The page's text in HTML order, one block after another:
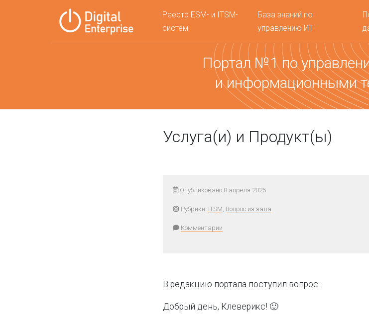
Реестр ESM- и ITSM-
систем
База знаний по
управлению ИТ
Портал №1 по
и информационными
Услуга(и) и Продукт(ы)
Опубликовано 8 апреля 2025
Рубрики: ITSM, Вопрос из зала
Комментарии
В редакцию портала поступил вопрос:
Добрый день, Клеверикс! 🙂